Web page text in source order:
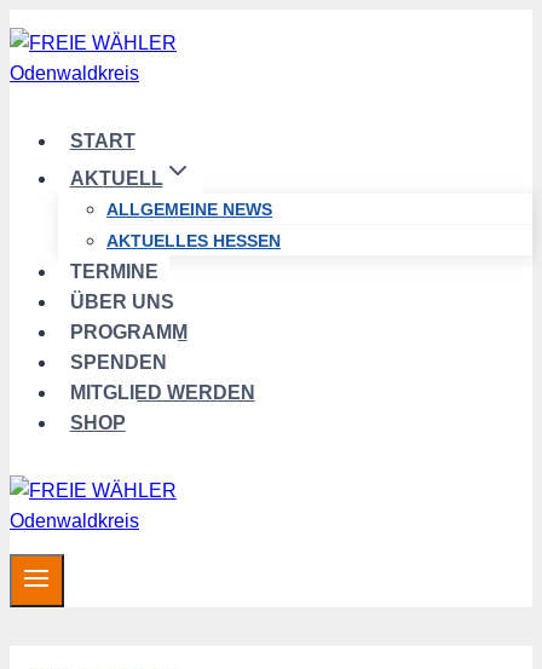
Zum
Inhalt
springen
START
AKTUELL
ALLGEMEINE NEWS
AKTUELLES HESSEN
TERMINE
ÜBER UNS
PROGRAMM
SPENDEN
MITGLIED WERDEN
SHOP